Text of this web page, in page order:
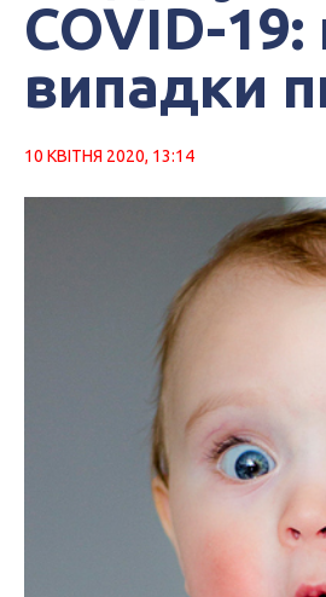
COVID-19:
випадки
10 КВІТНЯ 2020, 13:14